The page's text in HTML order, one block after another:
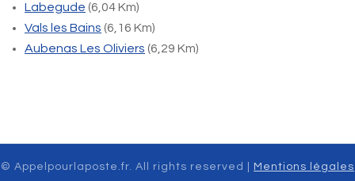
Labegude (6,04 Km)
Vals les Bains (6,16 Km)
Aubenas Les Oliviers (6,29 Km)
© Appelpourlaposte.fr. All rights reserved | Mentions légales